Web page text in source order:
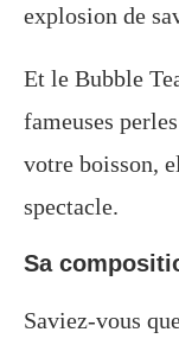
explosion de
Et le Bubble
fameuses
votre boisson,
spectacle.
Sa
Saviez-vous